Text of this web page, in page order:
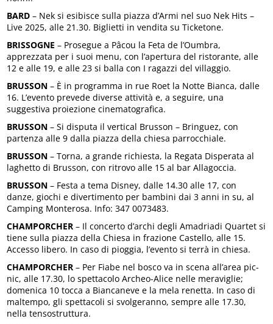
BARD – Nek si esibisce sulla piazza d’Armi nel suo Nek Hits –
Live 2025, alle 21.30. Biglietti in vendita su Ticketone.
BRISSOGNE – Prosegue a Pâcou la Feta de l’Oumbra,
apprezzata per i suoi menu, con l’apertura del ristorante, alle
12 e alle 19, e alle 23 si balla con I ragazzi del villaggio.
BRUSSON – È in programma in rue Roet la Notte Bianca, dalle
16. L’evento prevede diverse attività e, a seguire, una
suggestiva proiezione cinematografica.
BRUSSON – Si disputa il vertical Brusson – Bringuez, con
partenza alle 9 dalla piazza della chiesa parrocchiale.
BRUSSON – Torna, a grande richiesta, la Regata Disperata al
laghetto di Brusson, con ritrovo alle 15 al bar Allagoccia.
BRUSSON – Festa a tema Disney, dalle 14.30 alle 17, con
danze, giochi e divertimento per bambini dai 3 anni in su, al
Camping Monterosa. Info: 347 0073483.
CHAMPORCHER – Il concerto d’archi degli Amadriadi Quartet si
tiene sulla piazza della Chiesa in frazione Castello, alle 15.
Accesso libero. In caso di pioggia, l’evento si terrà in chiesa.
CHAMPORCHER – Per Fiabe nel bosco va in scena all’area pic-
nic, alle 17.30, lo spettacolo Archeo-Alice nelle meraviglie;
domenica 10 tocca a Biancaneve e la mela renetta. In caso di
maltempo, gli spettacoli si svolgeranno, sempre alle 17.30,
nella tensostruttura.